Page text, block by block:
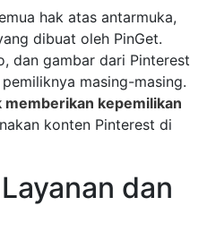
hak atas antarmuka,
dibuat oleh PinGet.
dan gambar dari Pinterest
masing-masing.
memberikan kepemilikan
konten Pinterest di
dan